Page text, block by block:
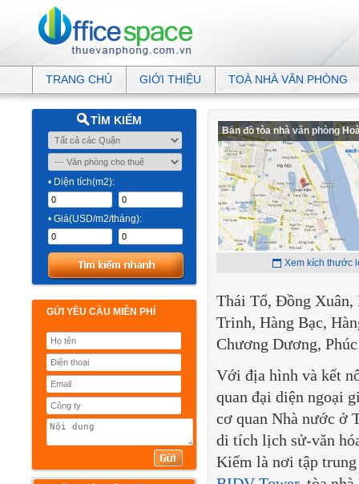
TRANG CHỦ GIỚI THIỆU TOÀ NHÀ VĂN PHÒNG
TÌM KIẾM
• Diện tích(m2):
• Giá(USD/m2/tháng):
GỬI YÊU CẦU MIỄN PHÍ
Bản đồ tòa nhà văn phòng
Xem kích thước
Thái Tổ, Đồng Xuân,
Trinh, Hàng Bạc,
Chương Dương,
Với địa hình và kết
quan đại diện ngoại
cơ quan Nhà nước ở
di tích lịch sử-văn
Kiếm là nơi tập